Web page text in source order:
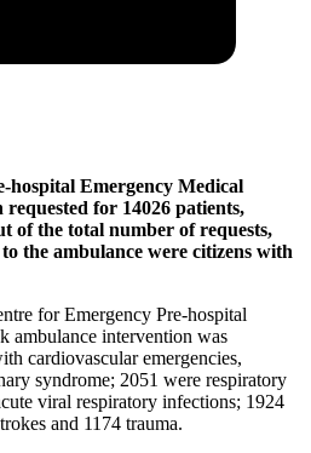
hospital Emergency Medical
requested for 14026 patients,
of the total number of requests,
the ambulance were citizens with
for Emergency Pre-hospital
ambulance intervention was
cardiovascular emergencies,
syndrome; 2051 were respiratory
viral respiratory infections; 1924
and 1174 trauma.